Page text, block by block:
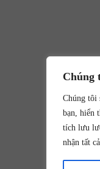
Chúng
Chúng tôi
bạn, hiển
tích lưu
nhận tất